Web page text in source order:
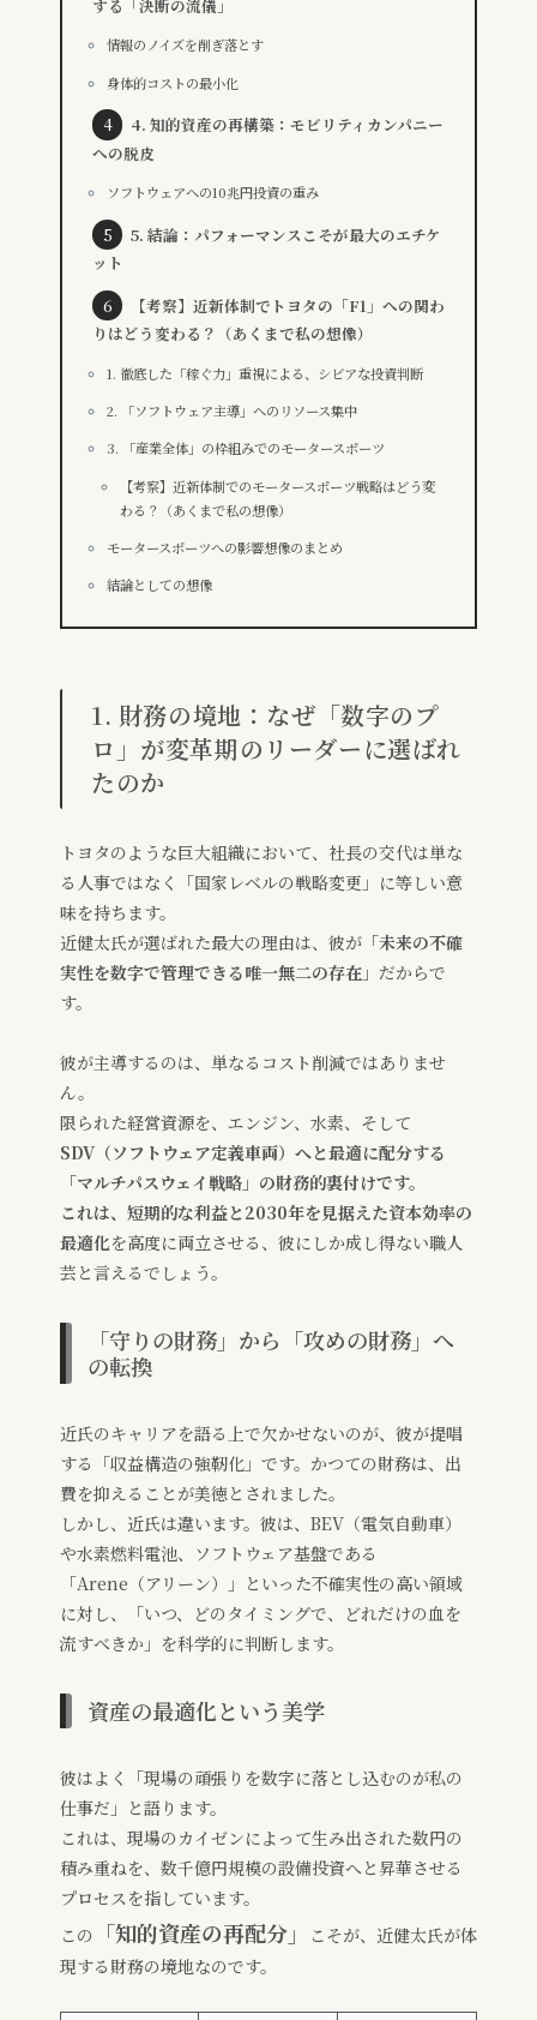
する「決断の流儀」
情報のノイズを削ぎ落とす
身体的コストの最小化
4. 知的資産の再構築：モビリティカンパニー
への脱皮
ソフトウェアへの10兆円投資の重み
5. 結論：パフォーマンスこそが最大のエチケ
ット
【考察】近新体制でトヨタの「F1」への関わ
りはどう変わる？（あくまで私の想像）
1. 徹底した「稼ぐ力」重視による、シビアな投資判断
2. 「ソフトウェア主導」へのリソース集中
3. 「産業全体」の枠組みでのモータースポーツ
【考察】近新体制でのモータースポーツ戦略はどう変
わる？（あくまで私の想像）
モータースポーツへの影響想像のまとめ
結論としての想像
1. 財務の境地：なぜ「数字のプ
ロ」が変革期のリーダーに選ばれ
たのか
トヨタのような巨大組織において、社長の交代は単な
る人事ではなく「国家レベルの戦略変更」に等しい意
味を持ちます。
近健太氏が選ばれた最大の理由は、彼が 「未来の不確
実性を数字で管理できる唯一無二の存在」 だからで
す。
彼が主導するのは、単なるコスト削減ではありませ
ん。
限られた経営資源を、エンジン、水素、そして
SDV（ソフトウェア定義車両） へと最適に配分する
「マルチパスウェイ戦略」 の財務的裏付けです。
これは、短期的な利益と2030年を見据えた資本効率の
最適化を高度に両立させる、彼にしか成し得ない職人
芸と言えるでしょう。
「守りの財務」から「攻めの財務」へ
の転換
近氏のキャリアを語る上で欠かせないのが、彼が提唱
する「収益構造の強靭化」です。かつての財務は、出
費を抑えることが美徳とされました。
しかし、近氏は違います。彼は、BEV（電気自動車）
や水素燃料電池、ソフトウェア基盤である
「Arene（アリーン）」といった不確実性の高い領域
に対し、「いつ、どのタイミングで、どれだけの血を
流すべきか」を科学的に判断します。
資産の最適化という美学
彼はよく「現場の頑張りを数字に落とし込むのが私の
仕事だ」と語ります。
これは、現場のカイゼンによって生み出された数円の
積み重ねを、数千億円規模の設備投資へと昇華させる
プロセスを指しています。
この
「知的資産の再配分」
こそが、近健太氏が体
現する財務の境地なのです。